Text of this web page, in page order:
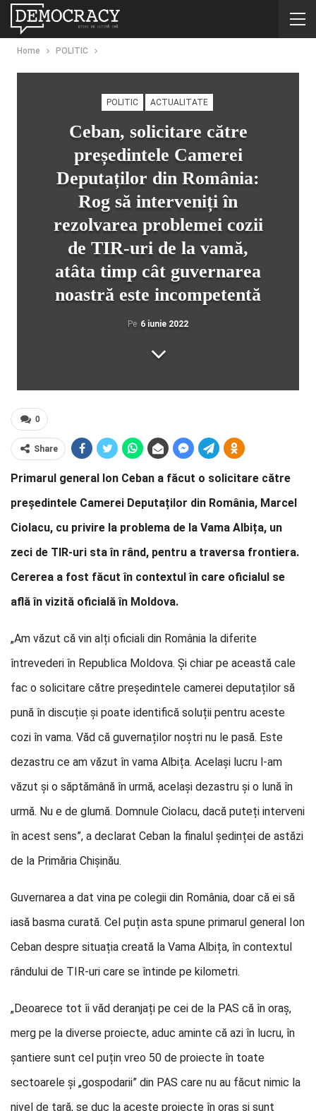
Home POLITIC
POLITIC ACTUALITATE
Ceban, solicitare către
președintele Camerei
Deputaților din România:
Rog să interveniți în
rezolvarea problemei cozii
de TIR-uri de la vamă,
atâta timp cât guvernarea
noastră este incompetentă
Pe 6 iunie 2022
0
Share
Primarul general Ion Ceban a făcut o solicitare către
președintele Camerei Deputaților din România, Marcel
Ciolacu, cu privire la problema de la Vama Albița, un
zeci de TIR-uri sta în rând, pentru a traversa frontiera.
Cererea a fost făcut în contextul în care oficialul se
află în vizită oficială în Moldova.
„Am văzut că vin alți oficiali din România la diferite
întrevederi în Republica Moldova. Și chiar pe această cale
fac o solicitare către președintele camerei deputaților să
pună în discuție și poate identifică soluții pentru aceste
cozi în vama. Văd că guvernaților noștri nu le pasă. Este
dezastru ce am văzut în vama Albița. Același lucru l-am
văzut și o săptămână în urmă, același dezastru și o lună în
urmă. Nu e de glumă. Domnule Ciolacu, dacă puteți interveni
în acest sens”, a declarat Ceban la finalul ședinței de astăzi
de la Primăria Chișinău.
Guvernarea a dat vina pe colegii din România, doar că ei să
iasă basma curată. Cel puțin asta spune primarul general Ion
Ceban despre situația creată la Vama Albița, în contextul
rândului de TIR-uri care se întinde pe kilometri.
„Deoarece tot îi văd deranjați pe cei de la PAS că în oraș,
merg pe la diverse proiecte, aduc aminte că azi în lucru, în
șantiere sunt cel puțin vreo 50 de proiecte în toate
sectoarele și „gospodarii” din PAS care nu au făcut nimic la
nivel de țară, se duc la aceste proiecte în oraș și sunt